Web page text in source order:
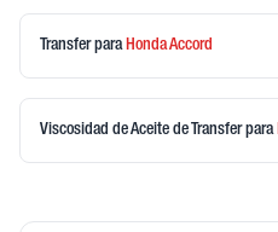
Transferpara HondaAccord
Viscosidad de Aceite de Transferpara